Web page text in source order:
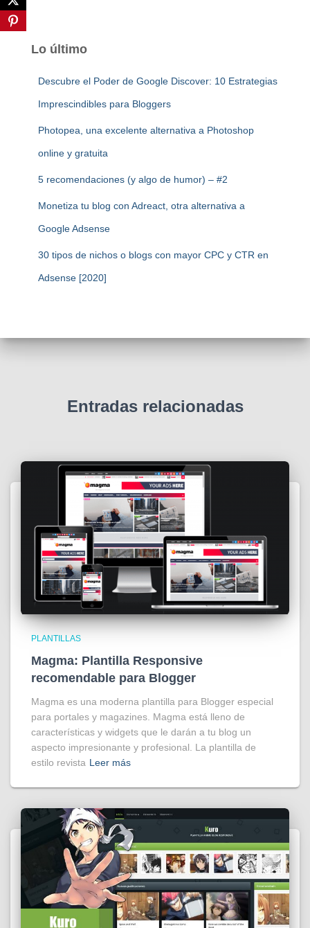
Lo último
Descubre el Poder de Google Discover: 10 Estrategias
Imprescindibles para Bloggers
Photopea, una excelente alternativa a Photoshop
online y gratuita
5 recomendaciones (y algo de humor) – #2
Monetiza tu blog con Adreact, otra alternativa a
Google Adsense
30 tipos de nichos o blogs con mayor CPC y CTR en
Adsense [2020]
Entradas relacionadas
PLANTILLAS
Magma: Plantilla Responsive
recomendable para Blogger
Magma es una moderna plantilla para Blogger especial
para portales y magazines. Magma está lleno de
características y widgets que le darán a tu blog un
aspecto impresionante y profesional. La plantilla de
estilo revista Leer más